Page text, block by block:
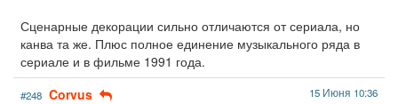
Сценарные декорации сильно отличаются от сериала, но
канва та же. Плюс полное единение музыкального ряда в
сериале и в фильме 1991 года.
#248 Corvus 15 Июня 10:36